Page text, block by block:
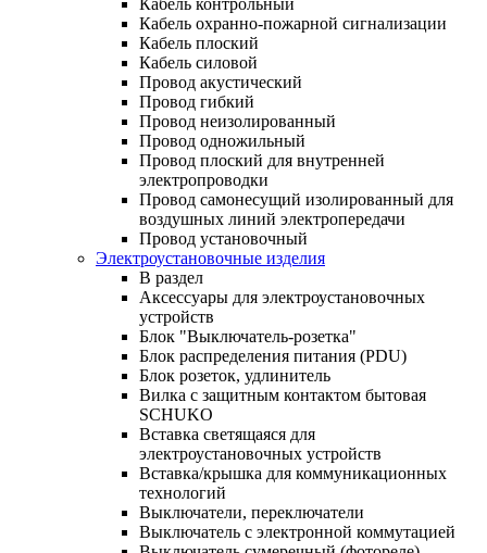
Кабель контрольный
Кабель охранно-пожарной сигнализации
Кабель плоский
Кабель силовой
Провод акустический
Провод гибкий
Провод неизолированный
Провод одножильный
Провод плоский для внутренней
электропроводки
Провод самонесущий изолированный для
воздушных линий электропередачи
Провод установочный
Электроустановочные изделия
В раздел
Аксессуары для электроустановочных
устройств
Блок "Выключатель-розетка"
Блок распределения питания (PDU)
Блок розеток, удлинитель
Вилка с защитным контактом бытовая
SCHUKO
Вставка светящаяся для
электроустановочных устройств
Вставка/крышка для коммуникационных
технологий
Выключатели, переключатели
Выключатель с электронной коммутацией